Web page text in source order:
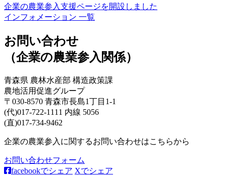
企業の農業参入支援ページを開設しました
インフォメーション 一覧
お問い合わせ
（企業の農業参入関係）
青森県 農林水産部 構造政策課
農地活用促進グループ
〒030-8570 青森市長島1丁目1-1
(代)017-722-1111 内線 5056
(直)017-734-9462
企業の農業参入に関するお問い合わせはこちらから
お問い合わせフォーム
facebookでシェア Xでシェア